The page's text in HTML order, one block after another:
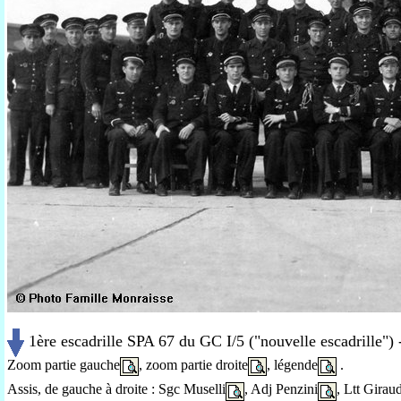
1ère escadrille SPA 67 du GC I/5 ("nouvelle
Zoom partie gauche , zoom partie droite , légende
.
Assis, de gauche à droite : Sgc Muselli
, Adj Penzini
, Ltt